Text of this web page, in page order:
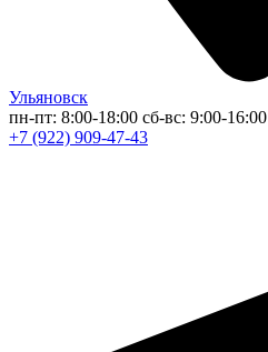
Ульяновск
пн-пт: 8:00-18:00 сб-вс: 9:00-16:00
+7 (922) 909-47-43